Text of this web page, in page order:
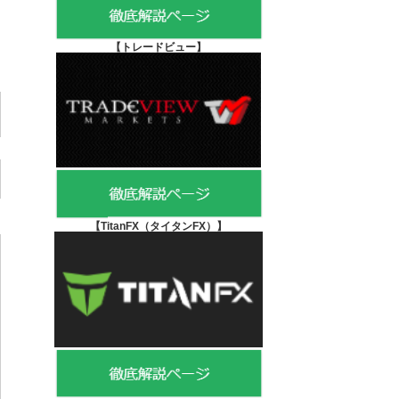
【 トレードビュー】
【TitanFX（タイタンFX） 】